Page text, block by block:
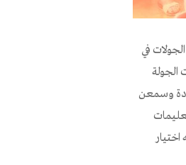
في
الجولة
وسمعن